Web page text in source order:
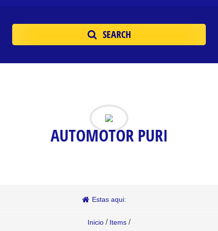
SEARCH
AUTOMOTOR PURI
Estas aqui:
Inicio / Items /